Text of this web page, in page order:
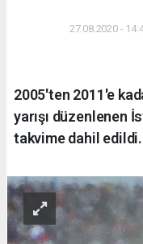
27.08.2020 -
2005'ten 2011'e
yarışı düzenlenen
takvime dahil edildi.